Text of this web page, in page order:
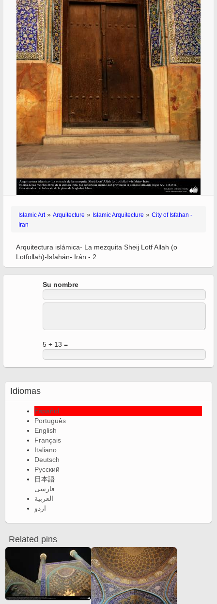
Islamic Art» Arquitecture » Islamic Arquitecture » City of Isfahan -
Iran
Arquitectura islámica- La mezquita Sheij Lotf Allah (o
Lotfollah)-Isfahán- Irán - 2
Su nombre
5 + 13 =
Idiomas
Español
Português
English
Français
Italiano
Deutsch
Русский
日本語
فارسی
العربية
اردو
Related pins